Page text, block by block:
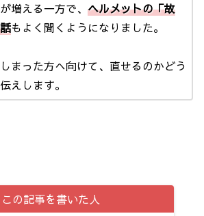
増える一方で、 ヘルメットの「故
もよく聞くようになりました。
まった方へ向けて、直せるのかどう
えします。
この記事を書いた人